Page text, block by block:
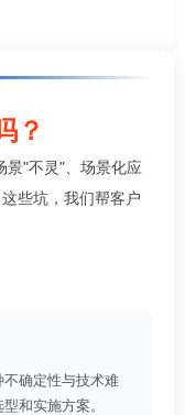
？
景"不灵"、场景化应
些坑，我们帮客户
确定性与技术难
和实施方案。